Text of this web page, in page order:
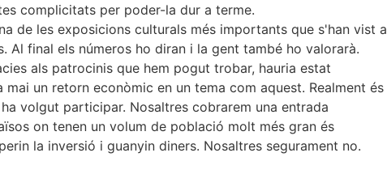
complicitats per poder-la dur a terme.
de les exposicions culturals més importants que s'han vist a
Al final els números ho diran i la gent també ho valorarà.
als patrocinis que hem pogut trobar, hauria estat
mai un retorn econòmic en un tema com aquest. Realment és
volgut participar. Nosaltres cobrarem una entrada
on tenen un volum de població molt més gran és
la inversió i guanyin diners. Nosaltres segurament no.